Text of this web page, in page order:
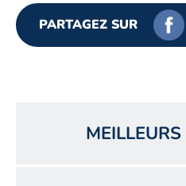
PARTAGEZ SUR